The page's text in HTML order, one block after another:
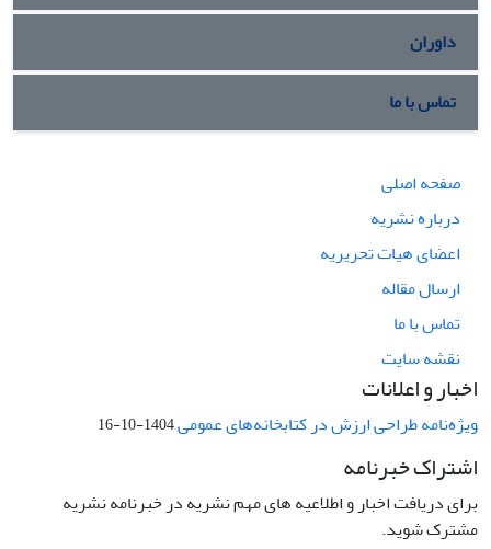
داوران
تماس با ما
صفحه اصلی
درباره نشریه
اعضای هیات تحریریه
ارسال مقاله
تماس با ما
نقشه سایت
اخبار و اعلانات
ویژه‌نامه طراحی ارزش در کتابخانه‌های عمومی1404-10-16
اشتراک خبرنامه
برای دریافت اخبار و اطلاعیه های مهم نشریه در خبرنامه نشریه
مشترک شوید.